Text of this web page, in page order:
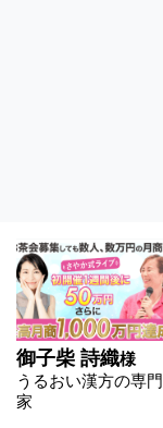
御子柴 詩織様
うるおい漢方の専門
家